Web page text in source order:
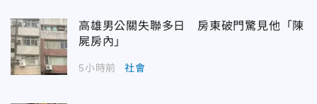
高雄男公關失聯多日 房東破門驚見他「陳
屍房內」
5小時前 社會